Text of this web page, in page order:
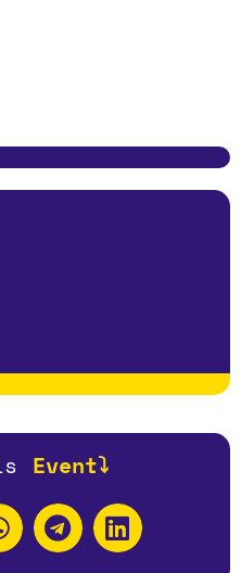
s Event⤵️